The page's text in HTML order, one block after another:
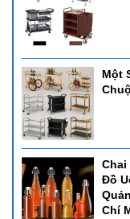
Một
Chai
Đồ
Chí